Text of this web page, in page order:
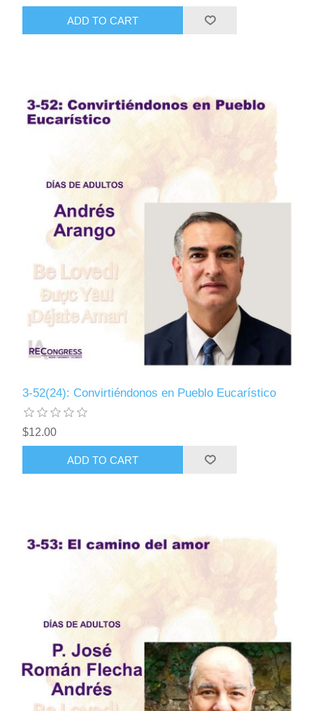
ADD TO CART
3-52(24): Convirtiéndonos en Pueblo Eucarístico
$12.00
ADD TO CART